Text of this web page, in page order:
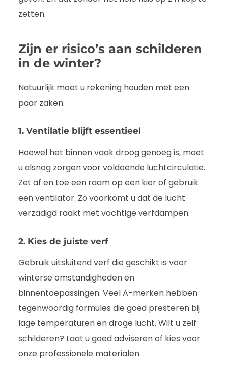
zetten.
Zijn er risico’s aan schilderen
in de winter?
Natuurlijk moet u rekening houden met een
paar zaken:
1. Ventilatie blijft essentieel
Hoewel het binnen vaak droog genoeg is, moet
u alsnog zorgen voor voldoende luchtcirculatie.
Zet af en toe een raam op een kier of gebruik
een ventilator. Zo voorkomt u dat de lucht
verzadigd raakt met vochtige verfdampen.
2. Kies de juiste verf
Gebruik uitsluitend verf die geschikt is voor
winterse omstandigheden en
binnentoepassingen. Veel A-merken hebben
tegenwoordig formules die goed presteren bij
lage temperaturen en droge lucht. Wilt u zelf
schilderen? Laat u goed adviseren of kies voor
onze professionele materialen.